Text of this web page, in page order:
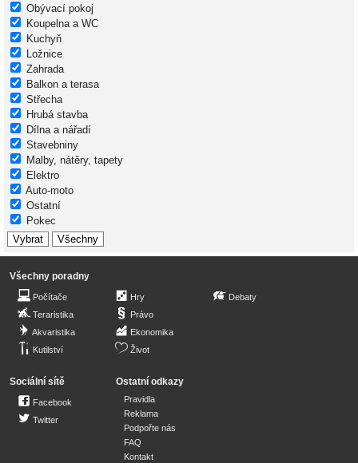
Obývací pokoj
Koupelna a WC
Kuchyň
Ložnice
Zahrada
Balkon a terasa
Střecha
Hrubá stavba
Dílna a nářadí
Stavebniny
Malby, nátěry, tapety
Elektro
Auto-moto
Ostatní
Pokec
Všechny poradny
Počítače
Teraristika
Akvaristika
Kutilství
Hry
Právo
Ekonomika
Život
Debaty
Sociální sítě
Facebook
Twitter
Ostatní odkazy
Pravidla
Reklama
Podpořte nás
FAQ
Kontakt